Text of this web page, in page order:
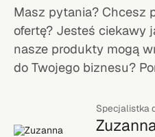
Masz pytania? Chcesz
ofertę? Jesteś ciekawy
nasze produkty mogą
do Twojego biznesu?
Specjalistka